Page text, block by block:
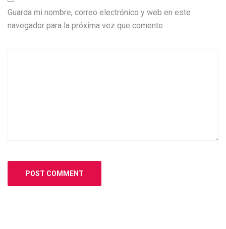
Guarda mi nombre, correo electrónico y web en este
navegador para la próxima vez que comente.